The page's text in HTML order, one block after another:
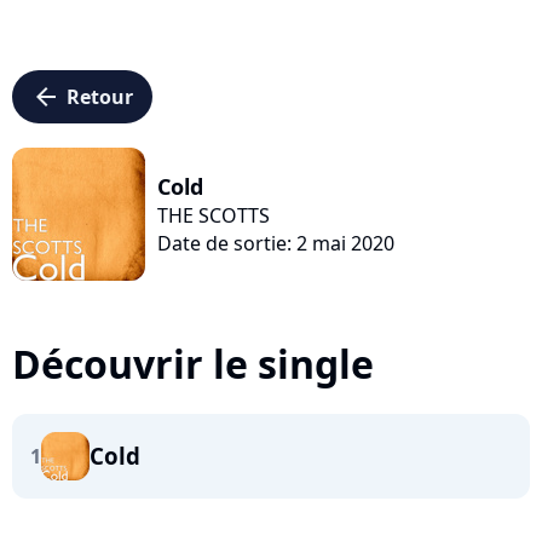
arrow_left Retour
Cold
THE SCOTTS
Date de sortie: 2 mai 2020
Découvrir le single
1 Cold